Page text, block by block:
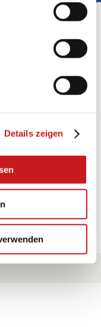
Details zeigen
Art und
Sie es aus.